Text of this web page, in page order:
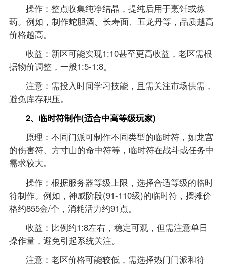
操作：整点收集纯净结晶，提纯后用于烹饪或炼
药。例如，制作蛇胆酒、长寿面、五龙丹等，品质越高
价格越高。
收益：新区可能实现1:10甚至更高收益，老区需根
据物价调整，一般1:5-1:8。
注意：需投入时间学习技能，且需关注市场供需，
避免库存积压。
2、临时符制作(适合中高等级玩家)
原理：不同门派可制作不同类型的临时符，如龙宫
的伤害符、方寸山的命中符等，临时符在战斗或任务中
需求较大。
操作：根据服务器等级上限，选择合适等级的临时
符制作。例如，神威阶段(91-110级)的临时符，摆摊价
格约855金/个，消耗活力约91点。
收益：比例约1:8左右，稳定可观，但需注意单日
操作量，避免引起系统关注。
注意：老区价格可能较低，需选择热门门派和符